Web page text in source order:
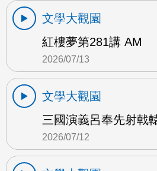
文學大觀園
紅樓夢第281講 AM
2026/07/13
文學大觀園
三國演義呂奉先射戟
2026/07/12